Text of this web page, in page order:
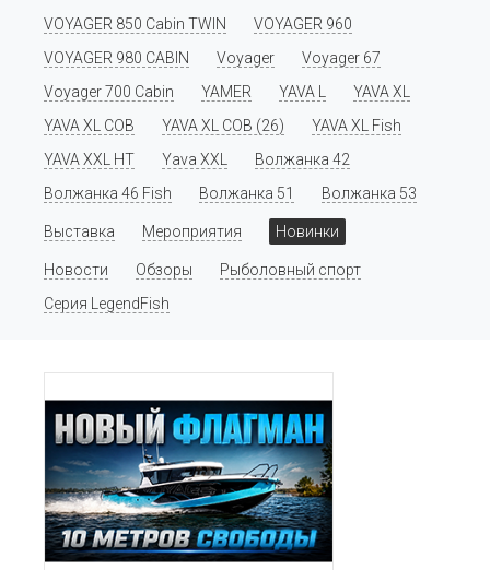
VOYAGER 850 Cabin TWIN
VOYAGER 960
VOYAGER 980 CABIN
Voyager
Voyager 67
Voyager 700 Cabin
YAMER YAVA L
YAVA XL
YAVA XL COB
YAVA XL COB (26)
YAVA XL Fish
YAVA XXL HT
Yava XXL
Волжанка 42
Волжанка 46 Fish
Волжанка 51 Волжанка 53
Выставка Мероприятия Новинки
Новости Обзоры
Рыболовный спорт
Серия LegendFish